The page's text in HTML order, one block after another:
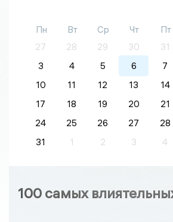
Пн Вт Ср Чт Пт
27
28 29 30 31
3
4 5 6 7
10
11 12 13 14
17
18 19 20 21
24
25 26 27 28
31
1 2 3 4
100 самых